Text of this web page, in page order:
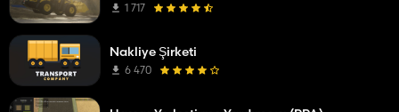
1 717
Nakliye Şirketi
6 470